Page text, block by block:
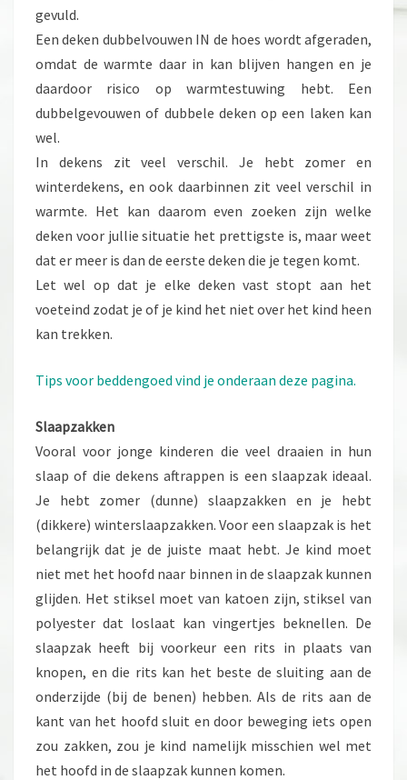
gevuld.
Een deken dubbelvouwen IN de hoes wordt afgeraden,
omdat de warmte daar in kan blijven hangen en je
daardoor risico op warmtestuwing hebt. Een
dubbelgevouwen of dubbele deken op een laken kan
wel.
In dekens zit veel verschil. Je hebt zomer en
winterdekens, en ook daarbinnen zit veel verschil in
warmte. Het kan daarom even zoeken zijn welke
deken voor jullie situatie het prettigste is, maar weet
dat er meer is dan de eerste deken die je tegen komt.
Let wel op dat je elke deken vast stopt aan het
voeteind zodat je of je kind het niet over het kind heen
kan trekken.
Tips voor beddengoed vind je onderaan deze pagina.
Slaapzakken
Vooral voor jonge kinderen die veel draaien in hun
slaap of die dekens aftrappen is een slaapzak ideaal.
Je hebt zomer (dunne) slaapzakken en je hebt
(dikkere) winterslaapzakken. Voor een slaapzak is het
belangrijk dat je de juiste maat hebt. Je kind moet
niet met het hoofd naar binnen in de slaapzak kunnen
glijden. Het stiksel moet van katoen zijn, stiksel van
polyester dat loslaat kan vingertjes beknellen. De
slaapzak heeft bij voorkeur een rits in plaats van
knopen, en die rits kan het beste de sluiting aan de
onderzijde (bij de benen) hebben. Als de rits aan de
kant van het hoofd sluit en door beweging iets open
zou zakken, zou je kind namelijk misschien wel met
het hoofd in de slaapzak kunnen komen.